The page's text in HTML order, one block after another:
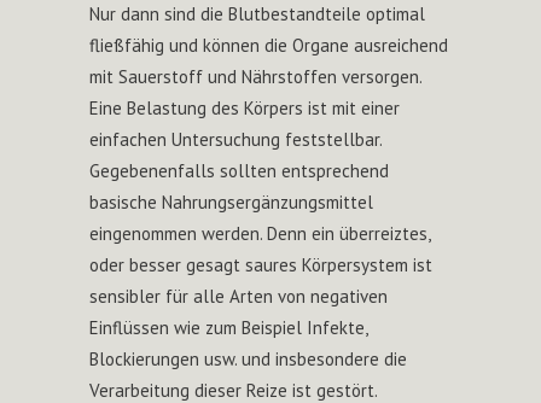
Nur dann sind die Blutbestandteile optimal
fließfähig und können die Organe ausreichend
mit Sauerstoff und Nährstoffen versorgen.
Eine Belastung des Körpers ist mit einer
einfachen Untersuchung feststellbar.
Gegebenenfalls sollten entsprechend
basische Nahrungsergänzungsmittel
eingenommen werden. Denn ein überreiztes,
oder besser gesagt saures Körpersystem ist
sensibler für alle Arten von negativen
Einflüssen wie zum Beispiel Infekte,
Blockierungen usw. und insbesondere die
Verarbeitung dieser Reize ist gestört.